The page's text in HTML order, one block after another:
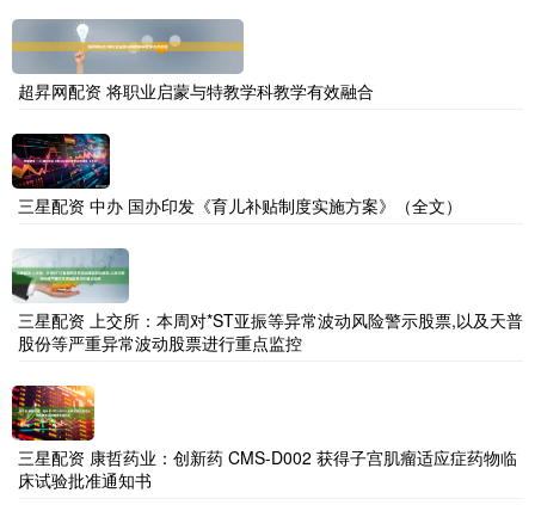
超昇网配资 将职业启蒙与特教学科教学有效融合
三星配资 中办 国办印发《育儿补贴制度实施方案》（全文）
三星配资 上交所：本周对*ST亚振等异常波动风险警示股票,以及天普
股份等严重异常波动股票进行重点监控
三星配资 康哲药业：创新药 CMS-D002 获得子宫肌瘤适应症药物临
床试验批准通知书